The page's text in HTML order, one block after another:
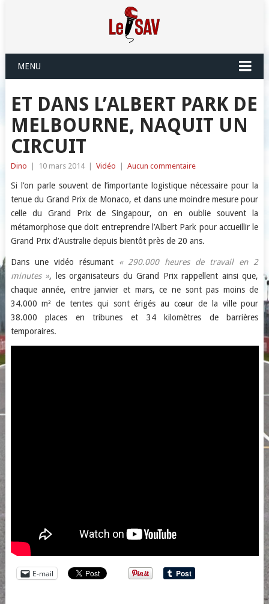
MENU
ET DANS L’ALBERT PARK DE
MELBOURNE, NAQUIT UN
CIRCUIT
Dino 10 mars 2014 Vidéo Aucun commentaire
Si l’on parle souvent de l’importante logistique nécessaire pour la
tenue du Grand Prix de Monaco, et dans une moindre mesure pour
celle du Grand Prix de Singapour, on en oublie souvent la
métamorphose que doit entreprendre l’Albert Park pour accueillir le
Grand Prix d’Australie depuis bientôt près de 20 ans.
Dans une vidéo résumant « 290.000 heures de travail en 2
minutes », les organisateurs du Grand Prix rappellent ainsi que,
chaque année, entre janvier et mars, ce ne sont pas moins de
34.000 m² de tentes qui sont érigés au cœur de la ville pour
38.000 places en tribunes et 34 kilomètres de barrières
temporaires.
E-mail